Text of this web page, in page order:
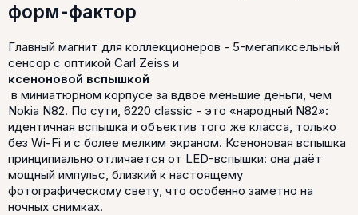
форм-фактор
Главный магнит для коллекционеров - 5-мегапиксельный
сенсор с оптикой Carl Zeiss и
ксеноновой вспышкой
в миниатюрном корпусе за вдвое меньшие деньги, чем
Nokia N82. По сути, 6220 classic - это «народный N82»:
идентичная вспышка и объектив того же класса, только
без Wi-Fi и с более мелким экраном. Ксеноновая вспышка
принципиально отличается от LED-вспышки: она даёт
мощный импульс, близкий к настоящему
фотографическому свету, что особенно заметно на
ночных снимках.